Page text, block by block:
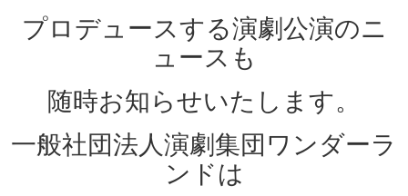
プロデュースする演劇公演のニ
ュースも
随時お知らせいたします。
一般社団法人演劇集団ワンダーラ
ンドは